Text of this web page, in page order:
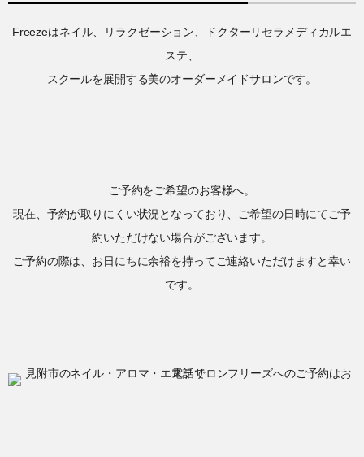
Freezeはネイル、リラクゼーション、ドクターリセラメディカルエ
ステ、
スクールを展開する美のオーダーメイドサロンです。
ご予約をご希望のお客様へ。
現在、予約が取りにくい状況となっており、ご希望の日時にてご予
約いただけない場合がございます。
ご予約の際は、お日にちに余裕を持ってご連絡いただけますと幸い
です。